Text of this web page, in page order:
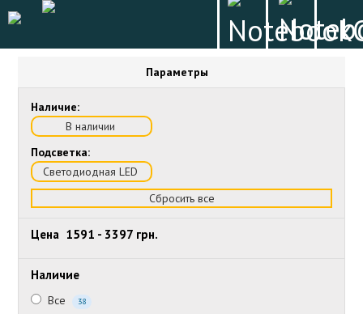
Параметры
Наличие:
В наличии
Подсветка:
Светодиодная LED
Сбросить все
Цена 1591 - 3397 грн.
Наличие
Все 38